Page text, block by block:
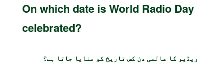
On which date is World Radio Day
celebrated?
ریڈیو کا عالمی دن کس تاریخ کو منایا جاتا ہے؟